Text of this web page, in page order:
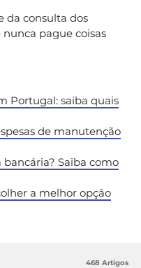
da consulta dos
nunca pague coisas
Portugal: saiba quais
de manutenção
Saiba como
a melhor opção
468 Artigos